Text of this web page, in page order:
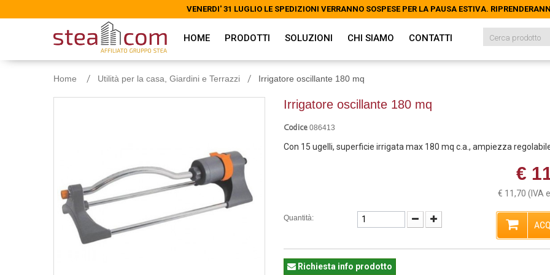
VENERDI' 31 LUGLIO LE SPEDIZIONI VERRANNO SOSPESE PER LA PAUSA ESTIVA.
HOME PRODOTTI SOLUZIONI CHI SIAMO CONTATTI
Home Utilità per la casa, Giardini e Terrazzi Irrigatore oscillante 180 mq
Irrigatore oscillante 180 mq
Codice 086413
Con 15 ugelli, superficie irrigata max 180 mq c.a., ampiezza
€
€ 11,70 (IVA
Quantità:
Richiesta info prodotto
VENERDI' 31 LUGLIO LE SPEDIZIONI VERRANNO SOSPESE PER LA PAUSA ESTIVA.